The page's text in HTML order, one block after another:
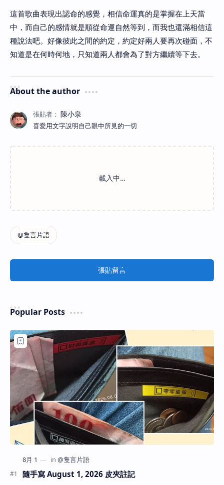
這首歌曲表現出認命的感覺，相信命運真的是掌握在上天當
中，而自己的感情就是順從命運自然等到，而我也還滿相信這
種說法吧。好像彼此之間的約定，約定好兩人要再次碰面，不
知道是在何時何地，只知道兩人都會為了對方繼續等下去。
About the author
喜愛用文字說明自己眼中所見的一切
張貼留言
Popular Posts
隨手寫 August 1, 2026 皮夾註記